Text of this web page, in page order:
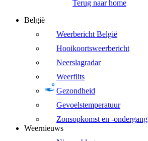
Terug naar home
België
Weerbericht België
Hooikoortsweerbericht
Neerslagradar
Weerflits
Gezondheid
Gevoelstemperatuur
Zonsopkomst en -ondergang
Weernieuws